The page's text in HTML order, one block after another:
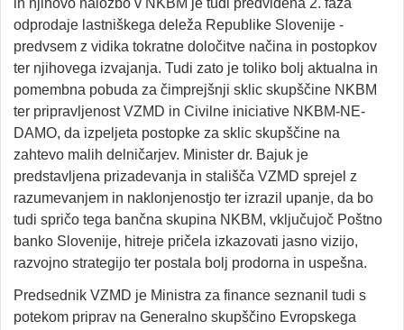
in njihovo naložbo v NKBM je tudi predvidena 2. faza
odprodaje lastniškega deleža Republike Slovenije -
predvsem z vidika tokratne določitve načina in postopkov
ter njihovega izvajanja. Tudi zato je toliko bolj aktualna in
pomembna pobuda za čimprejšnji sklic skupščine NKBM
ter pripravljenost VZMD in Civilne iniciative NKBM-NE-
DAMO, da izpeljeta postopke za sklic skupščine na
zahtevo malih delničarjev. Minister dr. Bajuk je
predstavljena prizadevanja in stališča VZMD sprejel z
razumevanjem in naklonjenostjo ter izrazil upanje, da bo
tudi spričo tega bančna skupina NKBM, vključujoč Poštno
banko Slovenije, hitreje pričela izkazovati jasno vizijo,
razvojno strategijo ter postala bolj prodorna in uspešna.
Predsednik VZMD je Ministra za finance seznanil tudi s
potekom priprav na Generalno skupščino Evropskega